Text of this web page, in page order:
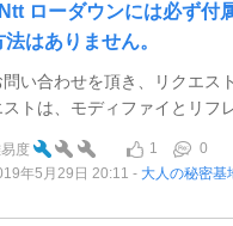
ローダウンには必ず付
法はありません。
問い合わせを頂き、リクエス
ストは、モディファイとリフ
度 1
0
年5月29日 20:11
大人の秘密基